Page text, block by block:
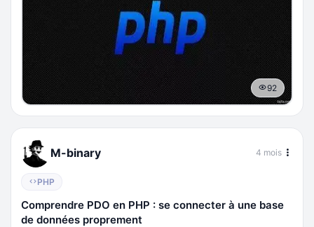
92
M-binary 4 mois
PHP
Comprendre PDO en PHP : se connecter à une base
de données proprement